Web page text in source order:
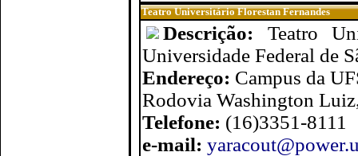
Teatro Universitário Florestan Fernandes
Descrição: Teatro
Universidade Federal de
Endereço: Campus da
Rodovia Washington
Telefone: (16)3351-8111
e-mail: